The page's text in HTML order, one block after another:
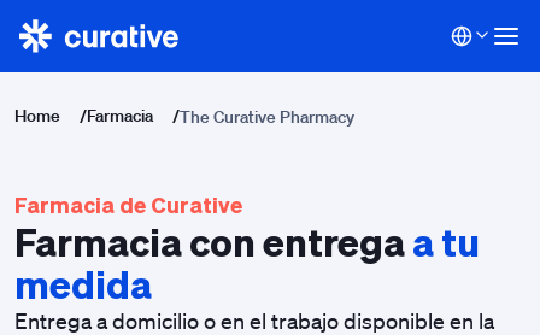
Home /Farmacia /The Curative Pharmacy
Farmacia de Curative
Farmacia con entregaa tu
medida
Entrega a domicilio o en el trabajo disponible en la